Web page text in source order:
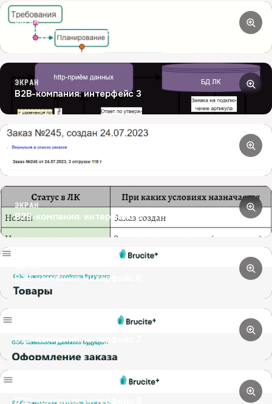
ЭКРАН
B2B-компания: интерфейс 2
ЭКРАН
B2B-компания: интерфейс 3
ЭКРАН
B2B-компания: интерфейс 5
B2B-компания: интерфейс 6
B2B-компания: интерфейс 7
B2B-компания: интерфейс 8